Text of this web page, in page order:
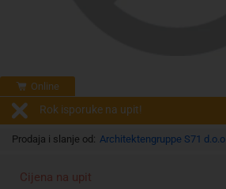
Online
Rok isporuke na upit!
Prodaja i slanje od: Architektengruppe S71 d.o.o.
Cijena na upit